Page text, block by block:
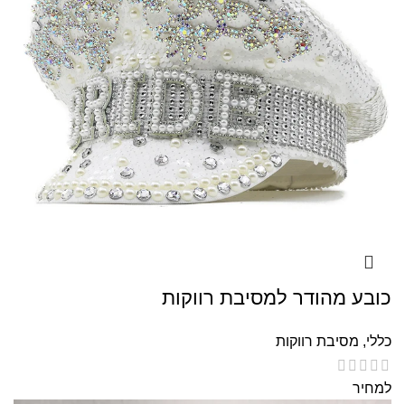
כובע מהודר למסיבת רווקות
כללי, מסיבת רווקות
למחיר